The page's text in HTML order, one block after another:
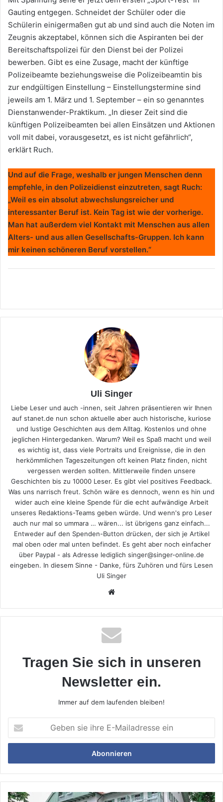
Gauting entgegen. Schneidet der Schüler oder die
Schülerin einigermaßen gut ab und sind auch die Noten im
Zeugnis akzeptabel, können sich die Aspiranten bei der
Bereitschaftspolizei für den Dienst bei der Polizei
bewerben. Gibt es eine Zusage, macht der künftige
Polizeibeamte beziehungsweise die Polizeibeamtin bis
zur endgültigen Einstellung – Einstellungstermine sind
jeweils am 1. März und 1. September – ein so genanntes
Dienstanwender-Praktikum. „In dieser Zeit sind die
künftigen Polizeibeamten bei allen Einsätzen und Aktionen
voll mit dabei, vorausgesetzt, es ist nicht gefährlich“,
erklärt Ruch.
Und auf die Frage, weshalb er jungen Menschen denn
empfehle, in den Polizeidienst einzutreten, sagt Ruch:
„Weil es ein absolut abwechslungsreicher und
interessanter Beruf ist. Kein Tag ist wie der vorherige.
Man hat außerdem viel Kontakt mit Menschen aus allen
Alters- und aus allen Gesellschafts-Gruppen. Ich kann
mir keinen schöneren Beruf vorstellen.“
Uli Singer
Liebe Leser und auch -innen, seit Jahren präsentieren wir Ihnen
auf stanet.de nun schon aktuelle aber auch historische, kuriose
und lustige Geschichten aus dem Alltag. Kostenlos und ohne
jeglichen Hintergedanken. Warum? Weil es Spaß macht und weil
es wichtig ist, dass viele Portraits und Ereignisse, die in den
herkömmlichen Tageszeitungen oft keinen Platz finden, nicht
vergessen werden sollten. Mittlerweile finden unsere
Geschichten bis zu 10000 Leser. Es gibt viel positives Feedback.
Was uns narrisch freut. Schön wäre es dennoch, wenn es hin und
wider auch eine kleine Spende für die echt aufwändige Arbeit
unseres Redaktions-Teams geben würde. Und wenn's pro Leser
auch nur mal so ummara … wären... ist übrigens ganz einfach...
Entweder auf den Spenden-Button drücken, der sich je Artikel
mal oben oder mal unten befindet. Es geht aber noch einfacher
über Paypal - als Adresse lediglich singer@singer-online.de
eingeben. In diesem Sinne - Danke, fürs Zuhören und fürs Lesen
Uli Singer
Tragen Sie sich in unseren
Newsletter ein.
Immer auf dem laufenden bleiben!
sie
ihre
Mailadresse
ein
Über